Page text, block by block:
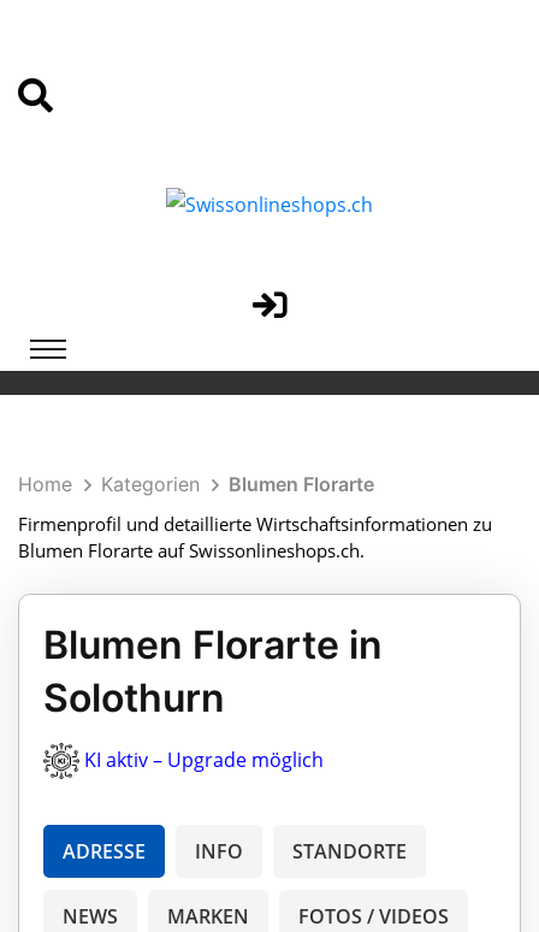
Home Kategorien
Blumen Florarte
Firmenprofil und detaillierte Wirtschaftsinformationen zu
Blumen Florarte auf Swissonlineshops.ch.
Blumen Florarte in
Solothurn
KI aktiv – Upgrade möglich
ADRESSE INFO STANDORTE
NEWS MARKEN FOTOS / VIDEOS